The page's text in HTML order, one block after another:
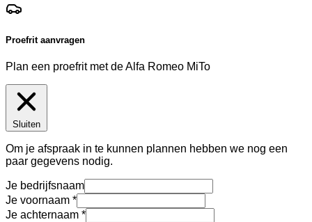
Proefrit aanvragen
Plan een proefrit met de Alfa Romeo MiTo
Sluiten
Om je afspraak in te kunnen plannen hebben we nog een
paar gegevens nodig.
Je bedrijfsnaam
Je voornaam
Je achternaam